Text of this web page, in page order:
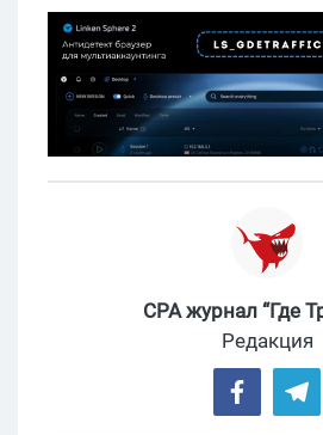
CPA журнал “Где
Редакция